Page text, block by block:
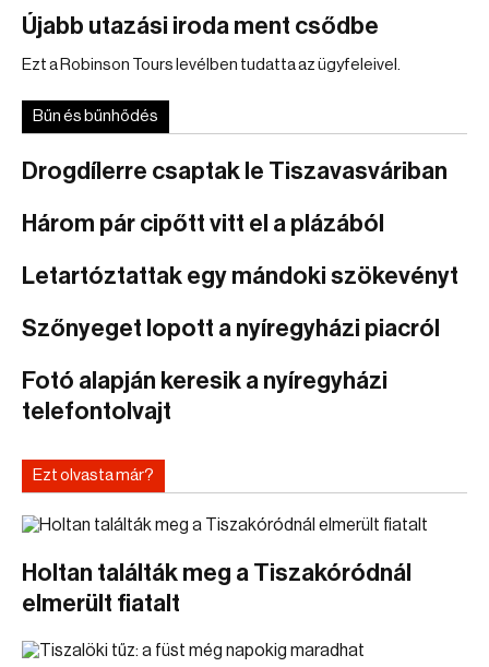
Újabb utazási iroda ment csődbe
Ezt a Robinson Tours levélben tudatta az ügyfeleivel.
Bűn és bűnhődés
Drogdílerre csaptak le Tiszavasváriban
Három pár cipőtt vitt el a plázából
Letartóztattak egy mándoki szökevényt
Szőnyeget lopott a nyíregyházi piacról
Fotó alapján keresik a nyíregyházi
telefontolvajt
Ezt olvasta már?
Holtan találták meg a Tiszakóródnál
elmerült fiatalt